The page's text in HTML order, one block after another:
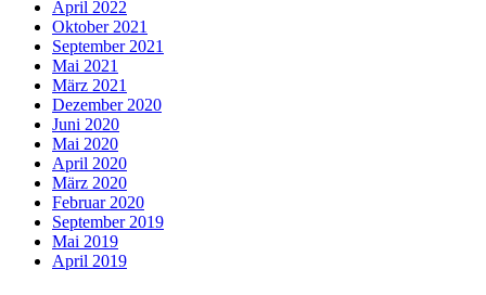
April 2022
Oktober 2021
September 2021
Mai 2021
März 2021
Dezember 2020
Juni 2020
Mai 2020
April 2020
März 2020
Februar 2020
September 2019
Mai 2019
April 2019